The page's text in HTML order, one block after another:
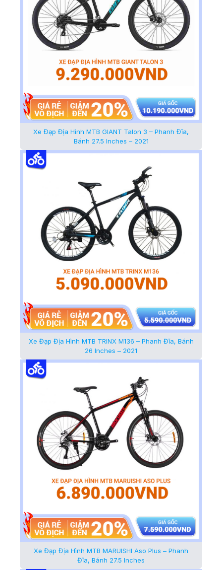
Xe Đạp Địa Hình MTB GIANT Talon 3 – Phanh Đĩa,
Bánh 27.5 Inches – 2021
Xe Đạp Địa Hình MTB TRINX M136 – Phanh Đĩa, Bánh
26 Inches – 2021
Xe Đạp Địa Hình MTB MARUISHI Aso Plus – Phanh
Đĩa, Bánh 27.5 Inches